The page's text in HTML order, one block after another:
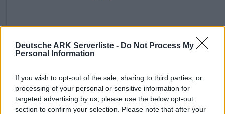
Deutsche ARK Serverliste - Do Not Process My
Personal Information
If you wish to opt-out of the sale, sharing to third parties, or
processing of your personal or sensitive information for
targeted advertising by us, please use the below opt-out
section to confirm your selection. Please note that after your
Besonderheiten auf den
Ovisweiden